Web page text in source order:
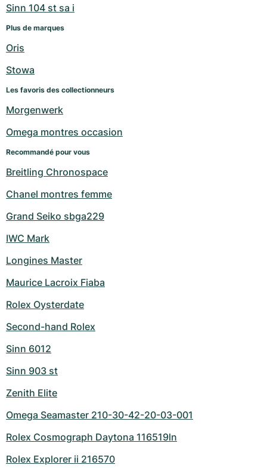
Sinn 104 st sa i
Plus de marques
Oris
Stowa
Les favoris des collectionneurs
Morgenwerk
Omega montres occasion
Recommandé pour vous
Breitling Chronospace
Chanel montres femme
Grand Seiko sbga229
IWC Mark
Longines Master
Maurice Lacroix Fiaba
Rolex Oysterdate
Second-hand Rolex
Sinn 6012
Sinn 903 st
Zenith Elite
Omega Seamaster 210-30-42-20-03-001
Rolex Cosmograph Daytona 116519ln
Rolex Explorer ii 216570